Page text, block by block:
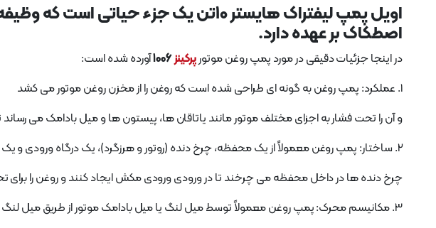
اویل پمپ لیفتراک هایستر 10تن یک
اصطکاک بر عهده دارد.
در اینجا جزئیات دقیقی در مورد پمپ روغن موتورپرکینز1006
آورده شده است:
1. عملکرد: پمپ روغن به گونه ای طراحی شده است که روغن را از مخزن روغن موتور می کشد
و آن را تحت فشار به اجزای مختلف موتور مانند یاتاقان ها، پیستون ها و میل بادامک می
2. ساختار: پمپ روغن معمولاً از یک محفظه، چرخ دنده (روتور و هرزگرد)، یک درگاه ورودی و یک درگاه خروجی تشکیل شده است.
چرخ دنده ها در داخل محفظه می چرخند تا در ورودی ورودی مکش ایجاد کنند و روغن را برای
3. مکانیسم محرک: پمپ روغن معمولاً توسط میل لنگ یا میل بادامک موتور از طریق میل لنگ یا مکانیزم چرخ دنده به حرکت در می آید